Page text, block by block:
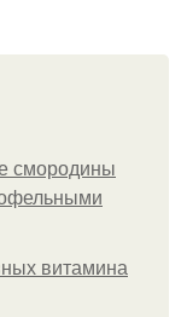
смородины
витамина